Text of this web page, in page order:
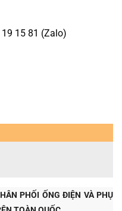
15 81 (Zalo)
PHỐI ỐNG ĐIỆN VÀ PHỤ